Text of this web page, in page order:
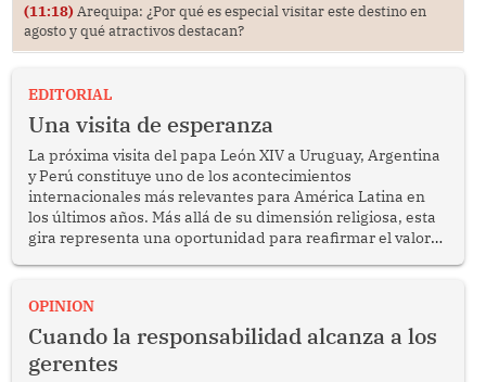
(11:18) Arequipa: ¿Por qué es especial visitar este destino en
agosto y qué atractivos destacan?
EDITORIAL
Una visita de esperanza
La próxima visita del papa León XIV a Uruguay, Argentina
y Perú constituye uno de los acontecimientos
internacionales más relevantes para América Latina en
los últimos años. Más allá de su dimensión religiosa, esta
gira representa una oportunidad para reafirmar el valor
enfrenta desafíos en materia de desarrollo, cohesión
OPINION
Cuando la responsabilidad alcanza a los
gerentes